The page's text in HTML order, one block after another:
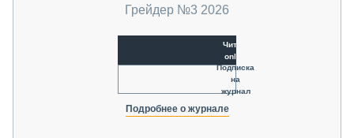
Грейдер №3 2026
Читать
online
Подписка
на
журнал
Подробнее о журнале